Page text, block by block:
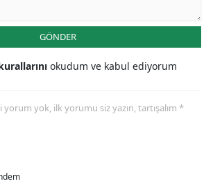
GÖNDER
okudum ve kabul ediyorum
yok, ilk yorumu siz yazın, tartışalım *